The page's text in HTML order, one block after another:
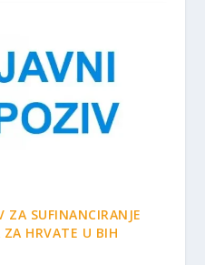
ZA SUFINANCIRANJE
ZA HRVATE U BIH